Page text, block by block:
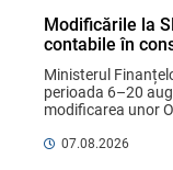
Modificările la
contabile în
Ministerul
perioada 6–20
modificarea unor
07.08.2026